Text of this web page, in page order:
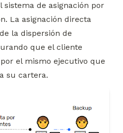
de asignación por
La asignación directa
la dispersión de
que el cliente
el mismo ejecutivo que
su cartera.